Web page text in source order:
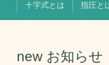
十字式とは 指圧と
new お知らせ